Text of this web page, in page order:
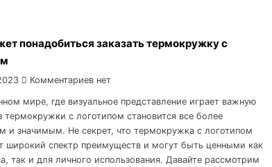
понадобиться заказать термокружку с
Комментариев нет
мире, где визуальное представление играет важную
термокружки с логотипом становится все более
и значимым. Не секрет, что термокружка с логотипом
широкий спектр преимуществ и могут быть ценными как
так и для личного использования. Давайте рассмотрим